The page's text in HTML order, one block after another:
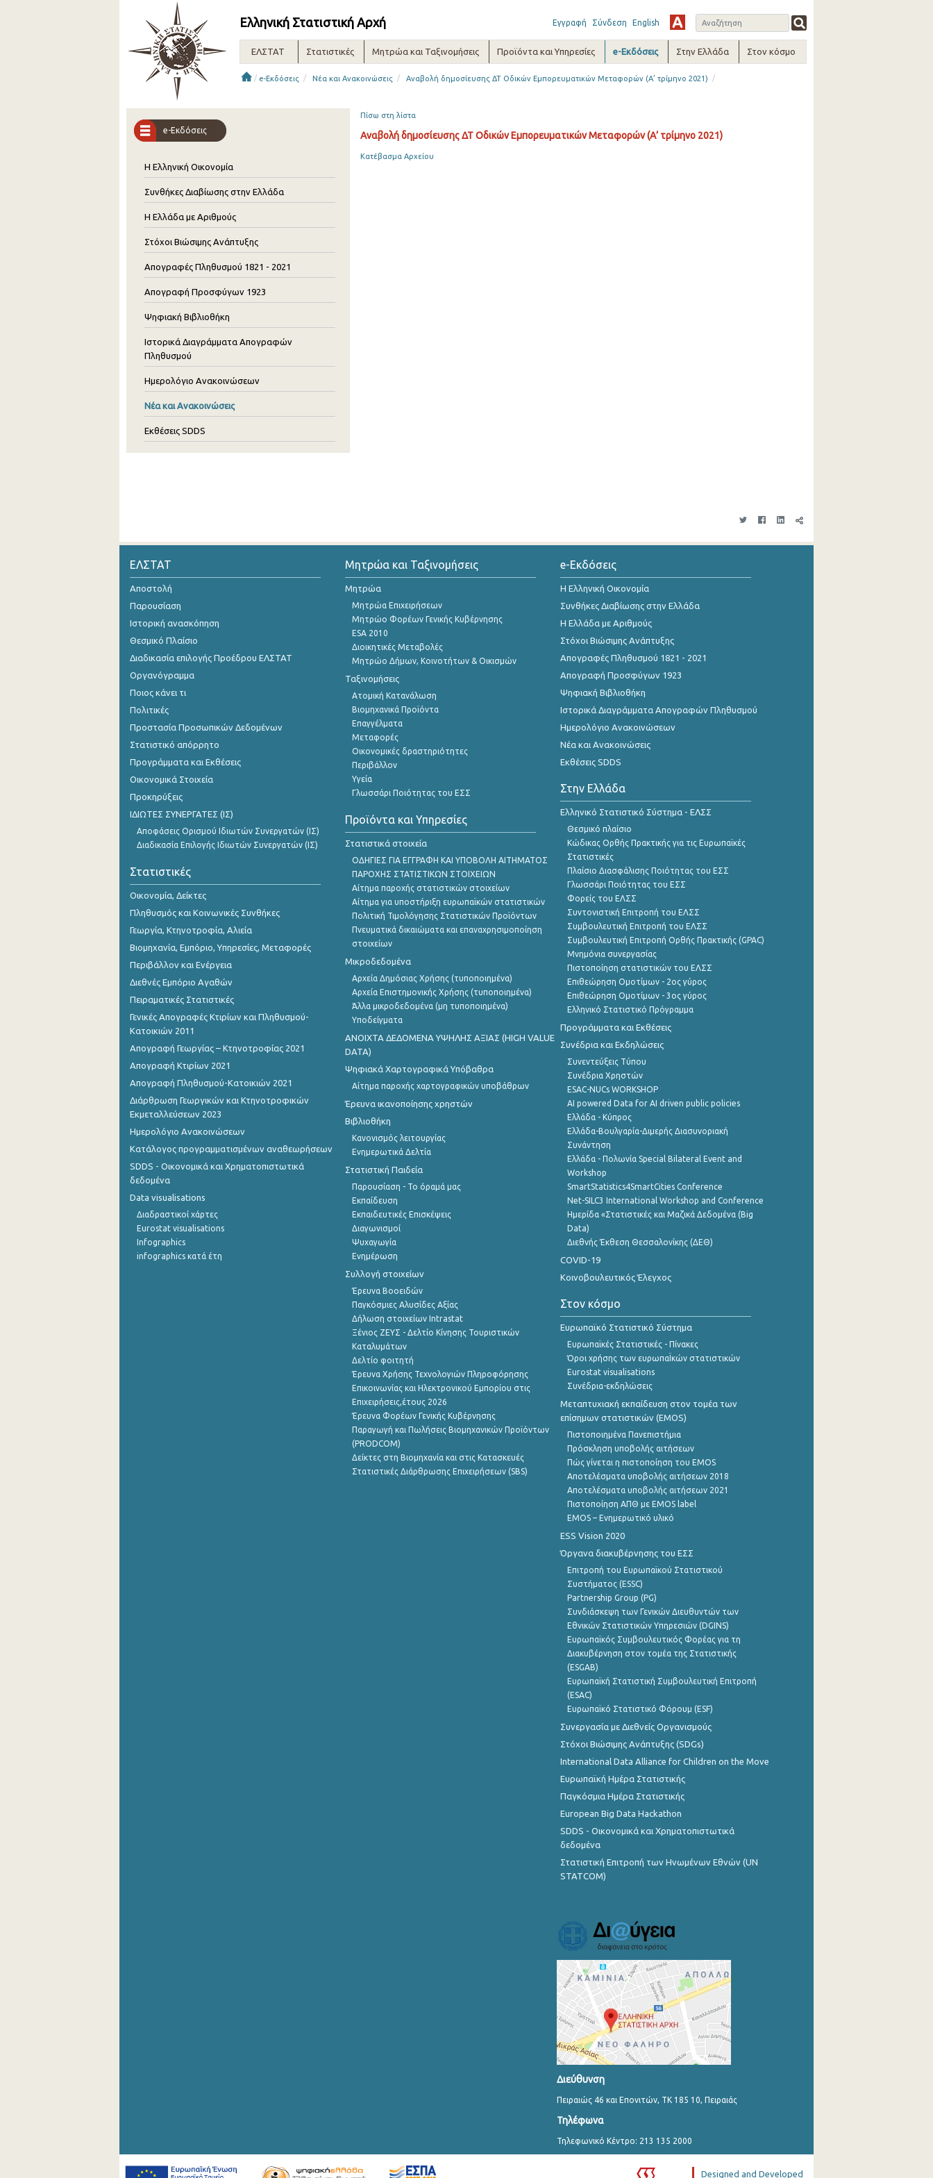
Ελληνική Στατιστική Αρχή Εγγραφή Σύνδεση English
ΕΛΣΤΑΤ Στατιστικές Μητρώα και Ταξινομήσεις Προϊόντα και Υπηρεσίες e-Εκδόσεις Στην Ελλάδα Στον κόσμο
/ e-Εκδόσεις / Νέα και Ανακοινώσεις / Αναβολή δημοσίευσης ΔΤ Οδικών Εμπορευματικών Μεταφορών (Α’ τρίμηνο 2021) /
e-Εκδόσεις
Η Ελληνική Οικονομία
Συνθήκες Διαβίωσης στην Ελλάδα
Η Ελλάδα με Αριθμούς
Στόχοι Βιώσιμης Ανάπτυξης
Απογραφές Πληθυσμού 1821 - 2021
Απογραφή Προσφύγων 1923
Ψηφιακή Βιβλιοθήκη
Ιστορικά Διαγράμματα Απογραφών
Πληθυσμού
Ημερολόγιο Ανακοινώσεων
Νέα και Ανακοινώσεις
Εκθέσεις SDDS
Πίσω στη λίστα
Αναβολή δημοσίευσης ΔΤ Οδικών Εμπορευματικών Μεταφορών (Α’ τρίμηνο 2021)
Κατέβασμα Αρχείου
ΕΛΣΤΑΤ
Αποστολή
Παρουσίαση
Ιστορική ανασκόπηση
Θεσμικό Πλαίσιο
Διαδικασία επιλογής Προέδρου ΕΛΣΤΑΤ
Οργανόγραμμα
Ποιος κάνει τι
Πολιτικές
Προστασία Προσωπικών Δεδομένων
Στατιστικό απόρρητο
Προγράμματα και Εκθέσεις
Οικονομικά Στοιχεία
Προκηρύξεις
ΙΔΙΩΤΕΣ ΣΥΝΕΡΓΑΤΕΣ (ΙΣ)
Αποφάσεις Ορισμού Ιδιωτών Συνεργατών (ΙΣ)
Διαδικασία Επιλογής Ιδιωτών Συνεργατών (ΙΣ)
Στατιστικές
Οικονομία, Δείκτες
Πληθυσμός και Κοινωνικές Συνθήκες
Γεωργία, Κτηνοτροφία, Αλιεία
Βιομηχανία, Εμπόριο, Υπηρεσίες, Μεταφορές
Περιβάλλον και Ενέργεια
Διεθνές Εμπόριο Αγαθών
Πειραματικές Στατιστικές
Γενικές Απογραφές Κτιρίων και Πληθυσμού-
Κατοικιών 2011
Απογραφή Γεωργίας – Κτηνοτροφίας 2021
Απογραφή Κτιρίων 2021
Απογραφή Πληθυσμού-Κατοικιών 2021
Διάρθρωση Γεωργικών και Κτηνοτροφικών
Εκμεταλλεύσεων 2023
Ημερολόγιο Ανακοινώσεων
Κατάλογος προγραμματισμένων αναθεωρήσεων
SDDS - Οικονομικά και Χρηματοπιστωτικά
δεδομένα
Data visualisations
Διαδραστικοί χάρτες
Eurostat visualisations
Infographics
infographics κατά έτη
Μητρώα και Ταξινομήσεις
Μητρώα
Μητρώα Επιχειρήσεων
Μητρώο Φορέων Γενικής Κυβέρνησης
ESA 2010
Διοικητικές Μεταβολές
Μητρώο Δήμων, Κοινοτήτων & Οικισμών
Ταξινομήσεις
Ατομική Κατανάλωση
Βιομηχανικά Προϊόντα
Επαγγέλματα
Μεταφορές
Οικονομικές δραστηριότητες
Περιβάλλον
Υγεία
Γλωσσάρι Ποιότητας του ΕΣΣ
Προϊόντα και Υπηρεσίες
Στατιστικά στοιχεία
ΟΔΗΓΙΕΣ ΓΙΑ ΕΓΓΡΑΦΗ ΚΑΙ ΥΠΟΒΟΛΗ ΑΙΤΗΜΑΤΟΣ
ΠΑΡΟΧΗΣ ΣΤΑΤΙΣΤΙΚΩΝ ΣΤΟΙΧΕΙΩΝ
Αίτημα παροχής στατιστικών στοιχείων
Αίτημα για υποστήριξη ευρωπαϊκών στατιστικών
Πολιτική Τιμολόγησης Στατιστικών Προϊόντων
Πνευματικά δικαιώματα και επαναχρησιμοποίηση
στοιχείων
Μικροδεδομένα
Αρχεία Δημόσιας Χρήσης (τυποποιημένα)
Αρχεία Επιστημονικής Χρήσης (τυποποιημένα)
Άλλα μικροδεδομένα (μη τυποποιημένα)
Υποδείγματα
ANOIXTA ΔΕΔΟΜΕΝΑ ΥΨΗΛΗΣ ΑΞΙΑΣ (HIGH VALUE
DATA)
Ψηφιακά Χαρτογραφικά Υπόβαθρα
Αίτημα παροχής χαρτογραφικών υποβάθρων
Έρευνα ικανοποίησης χρηστών
Βιβλιοθήκη
Κανονισμός λειτουργίας
Ενημερωτικά Δελτία
Στατιστική Παιδεία
Παρουσίαση - Το όραμά μας
Εκπαίδευση
Εκπαιδευτικές Επισκέψεις
Διαγωνισμοί
Ψυχαγωγία
Ενημέρωση
Συλλογή στοιχείων
Έρευνα Βοοειδών
Παγκόσμιες Αλυσίδες Αξίας
Δήλωση στοιχείων Intrastat
Ξένιος ΖΕΥΣ - Δελτίο Κίνησης Τουριστικών
Καταλυμάτων
Δελτίο φοιτητή
Έρευνα Χρήσης Τεχνολογιών Πληροφόρησης
Επικοινωνίας και Ηλεκτρονικού Εμπορίου στις
Επιχειρήσεις,έτους 2026
Έρευνα Φορέων Γενικής Κυβέρνησης
Παραγωγή και Πωλήσεις Βιομηχανικών Προϊόντων
(PRODCOM)
Δείκτες στη Βιομηχανία και στις Κατασκευές
Στατιστικές Διάρθρωσης Επιχειρήσεων (SBS)
e-Εκδόσεις
Η Ελληνική Οικονομία
Συνθήκες Διαβίωσης στην Ελλάδα
Η Ελλάδα με Αριθμούς
Στόχοι Βιώσιμης Ανάπτυξης
Απογραφές Πληθυσμού 1821 - 2021
Απογραφή Προσφύγων 1923
Ψηφιακή Βιβλιοθήκη
Ιστορικά Διαγράμματα Απογραφών Πληθυσμού
Ημερολόγιο Ανακοινώσεων
Νέα και Ανακοινώσεις
Εκθέσεις SDDS
Στην Ελλάδα
Ελληνικό Στατιστικό Σύστημα - ΕΛΣΣ
Θεσμικό πλαίσιο
Κώδικας Ορθής Πρακτικής για τις Ευρωπαϊκές
Στατιστικές
Πλαίσιο Διασφάλισης Ποιότητας του ΕΣΣ
Γλωσσάρι Ποιότητας του ΕΣΣ
Φορείς του ΕΛΣΣ
Συντονιστική Επιτροπή του ΕΛΣΣ
Συμβουλευτική Επιτροπή του ΕΛΣΣ
Συμβουλευτική Επιτροπή Ορθής Πρακτικής (GPAC)
Μνημόνια συνεργασίας
Πιστοποίηση στατιστικών του ΕΛΣΣ
Επιθεώρηση Ομοτίμων - 2ος γύρος
Επιθεώρηση Ομοτίμων - 3ος γύρος
Ελληνικό Στατιστικό Πρόγραμμα
Προγράμματα και Εκθέσεις
Συνέδρια και Εκδηλώσεις
Συνεντεύξεις Τύπου
Συνέδρια Χρηστών
ESAC-NUCs WORKSHOP
AI powered Data for AI driven public policies
Ελλάδα - Κύπρος
Ελλάδα-Βουλγαρία-Διμερής Διασυνοριακή
Συνάντηση
Ελλάδα - Πολωνία Special Bilateral Event and
Workshop
SmartStatistics4SmartCities Conference
Net-SILC3 International Workshop and Conference
Ημερίδα «Στατιστικές και Μαζικά Δεδομένα (Big
Data)
Διεθνής Έκθεση Θεσσαλονίκης (ΔΕΘ)
COVID-19
Κοινοβουλευτικός Έλεγχος
Στον κόσμο
Ευρωπαϊκό Στατιστικό Σύστημα
Ευρωπαϊκές Στατιστικές - Πίνακες
Όροι χρήσης των ευρωπαΪκών στατιστικών
Eurostat visualisations
Συνέδρια-εκδηλώσεις
Μεταπτυχιακή εκπαίδευση στον τομέα των
επίσημων στατιστικών (EMOS)
Πιστοποιημένα Πανεπιστήμια
Πρόσκληση υποβολής αιτήσεων
Πώς γίνεται η πιστοποίηση του EMOS
Αποτελέσματα υποβολής αιτήσεων 2018
Αποτελέσματα υποβολής αιτήσεων 2021
Πιστοποίηση ΑΠΘ με EMOS label
EMOS – Ενημερωτικό υλικό
ESS Vision 2020
Όργανα διακυβέρνησης του ΕΣΣ
Επιτροπή του Ευρωπαϊκού Στατιστικού
Συστήματος (ESSC)
Partnership Group (PG)
Συνδιάσκεψη των Γενικών Διευθυντών των
Εθνικών Στατιστικών Υπηρεσιών (DGINS)
Ευρωπαϊκός Συμβουλευτικός Φορέας για τη
Διακυβέρνηση στον τομέα της Στατιστικής
(ESGAB)
Ευρωπαϊκή Στατιστική Συμβουλευτική Επιτροπή
(ESAC)
Ευρωπαϊκό Στατιστικό Φόρουμ (ESF)
Συνεργασία με Διεθνείς Οργανισμούς
Στόχοι Βιώσιμης Ανάπτυξης (SDGs)
International Data Alliance for Children on the Move
Ευρωπαϊκή Ημέρα Στατιστικής
Παγκόσμια Ημέρα Στατιστικής
European Big Data Hackathon
SDDS - Οικονομικά και Χρηματοπιστωτικά
δεδομένα
Στατιστική Επιτροπή των Ηνωμένων Εθνών (UN
STATCOM)
Διεύθυνση
Πειραιώς 46 και Επονιτών, ΤΚ 185 10, Πειραιάς
Τηλέφωνα
Τηλεφωνικό Κέντρο: 213 135 2000
Designed and Developed